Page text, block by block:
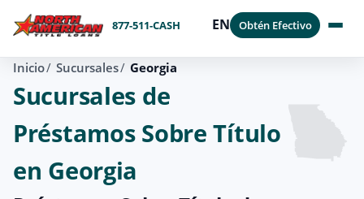
877-511-CASH EN Obtén Efectivo
Inicio Sucursales Georgia
Sucursales de
Préstamos Sobre Título
en Georgia